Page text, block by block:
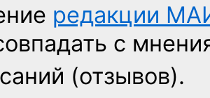
редакции
с
(отзывов).